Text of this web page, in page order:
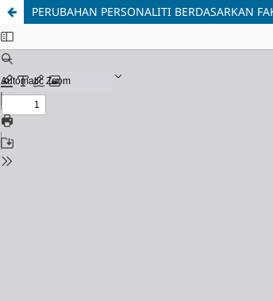
PERUBAHAN PERSONALITI BERDASARKAN